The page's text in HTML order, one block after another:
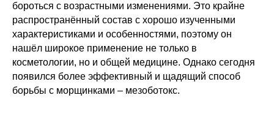
бороться с возрастными изменениями. Это крайне
распространённый состав с хорошо изученными
характеристиками и особенностями, поэтому он
нашёл широкое применение не только в
косметологии, но и общей медицине. Однако сегодня
появился более эффективный и щадящий способ
борьбы с морщинками – мезоботокс.